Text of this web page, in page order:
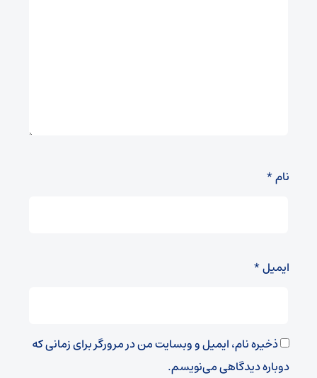
نام*
ایمیل*
ذخیره نام، ایمیل و وبسایت من در مرورگر برای زمانی که
دوباره دیدگاهی می‌نویسم.